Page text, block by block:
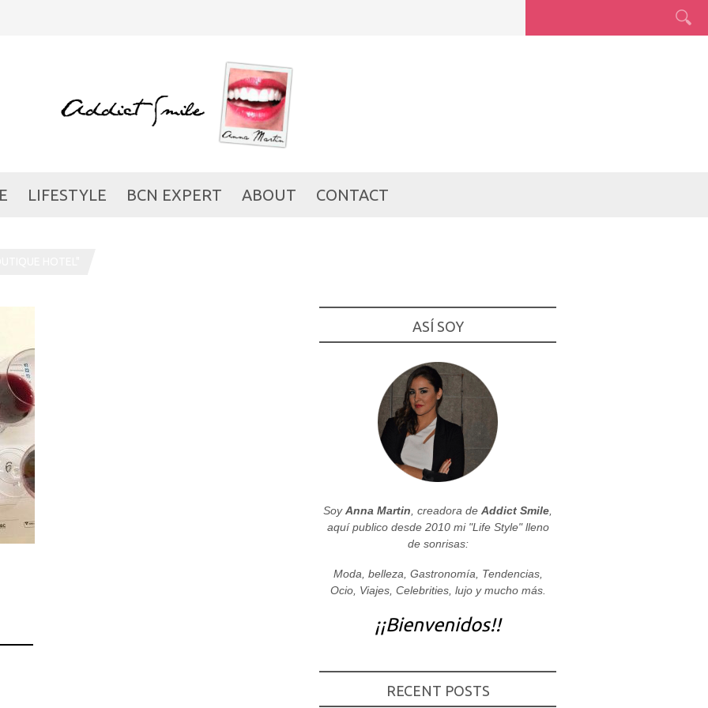
LIFESTYLE BCN EXPERT ABOUT CONTACT
ASÍ SOY
SoyAnna Martin , creadora de Addict Smile
aquí publico desde 2010 mi "Life Style" lleno
de sonrisas:
Moda, belleza, Gastronomía, Tendencias,
Ocio, Viajes, Celebrities, lujo y mucho más.
¡¡Bienvenidos!!
RECENT POSTS